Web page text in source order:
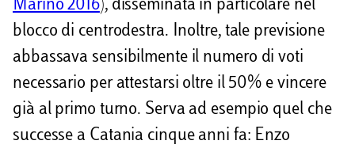
Marino 2016), disseminata in particolare nel
blocco di centrodestra. Inoltre, tale previsione
abbassava sensibilmente il numero di voti
necessario per attestarsi oltre il 50% e vincere
già al primo turno. Serva ad esempio quel che
successe a Catania cinque anni fa: Enzo